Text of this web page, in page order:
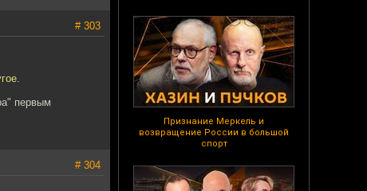
Признание Меркель и
возвращение России в большой
спорт
# 303
первым
# 304